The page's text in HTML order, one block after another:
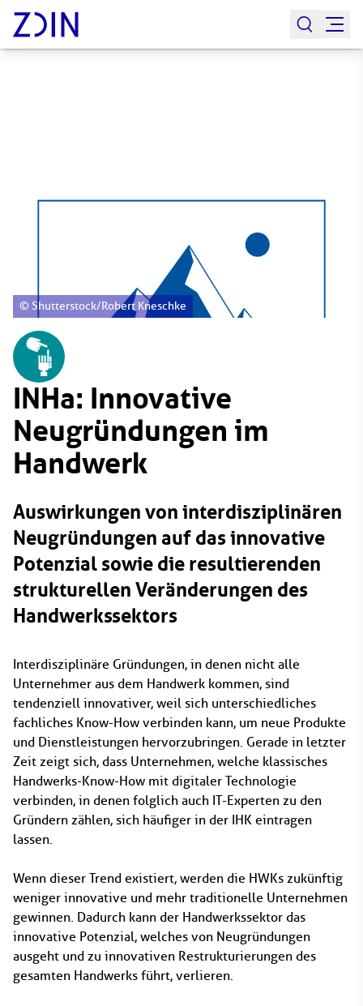
© Shutterstock/Robert Kneschke
INHa: Innovative
Neugründungen im
Handwerk
Auswirkungen von interdisziplinären
Neugründungen auf das innovative
Potenzial sowie die resultierenden
strukturellen Veränderungen des
Handwerkssektors
Interdisziplinäre Gründungen, in denen nicht alle
Unternehmer aus dem Handwerk kommen, sind
tendenziell innovativer, weil sich unterschiedliches
fachliches Know-How verbinden kann, um neue Produkte
und Dienstleistungen hervorzubringen. Gerade in letzter
Zeit zeigt sich, dass Unternehmen, welche klassisches
Handwerks-Know-How mit digitaler Technologie
verbinden, in denen folglich auch IT-Experten zu den
Gründern zählen, sich häufiger in der IHK eintragen
lassen.
Wenn dieser Trend existiert, werden die HWKs zukünftig
weniger innovative und mehr traditionelle Unternehmen
gewinnen. Dadurch kann der Handwerkssektor das
innovative Potenzial, welches von Neugründungen
ausgeht und zu innovativen Restrukturierungen des
gesamten Handwerks führt, verlieren.